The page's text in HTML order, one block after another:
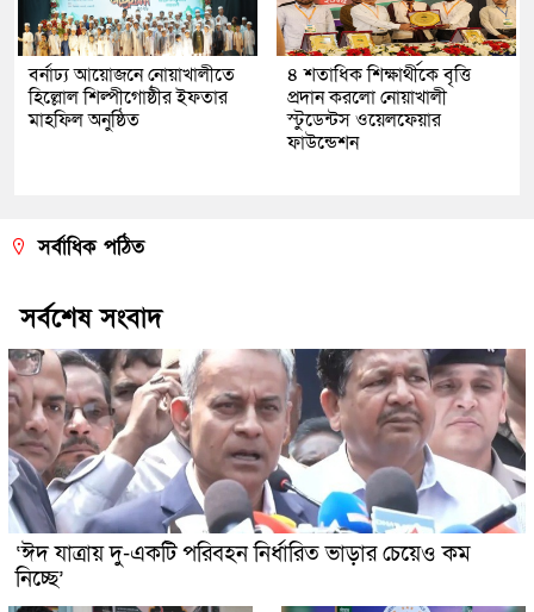
বর্নাঢ্য আয়োজনে নোয়াখালীতে
হিল্লোল শিল্পীগোষ্ঠীর ইফতার
মাহফিল অনুষ্ঠিত
৪ শতাধিক শিক্ষার্থীকে বৃত্তি
প্রদান করলো নোয়াখালী
স্টুডেন্টস ওয়েলফেয়ার
ফাউন্ডেশন
সর্বাধিক পঠিত
সর্বশেষ সংবাদ
‘ঈদ যাত্রায় দু-একটি পরিবহন নির্ধারিত ভাড়ার চেয়েও কম
নিচ্ছে’